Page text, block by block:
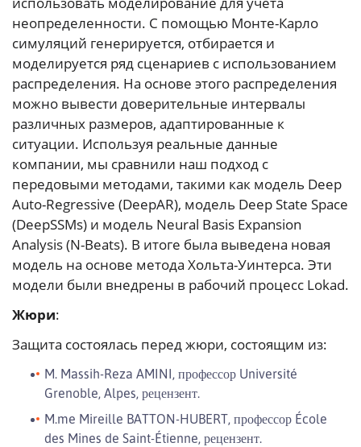
неопределенности. С помощью Монте-Карло
симуляций генерируется, отбирается и
моделируется ряд сценариев с использованием
распределения. На основе этого распределения
можно вывести доверительные интервалы
различных размеров, адаптированные к
ситуации. Используя реальные данные
компании, мы сравнили наш подход с
передовыми методами, такими как модель Deep
Auto-Regressive (DeepAR), модель Deep State Space
(DeepSSMs) и модель Neural Basis Expansion
Analysis (N-Beats). В итоге была выведена новая
модель на основе метода Хольта-Уинтерса. Эти
модели были внедрены в рабочий процесс Lokad.
Жюри:
Защита состоялась перед жюри, состоящим из:
M. Massih-Reza AMINI, профессор Université
Grenoble, Alpes, рецензент.
M.me Mireille BATTON-HUBERT, профессор École
des Mines de Saint-Étienne, рецензент.